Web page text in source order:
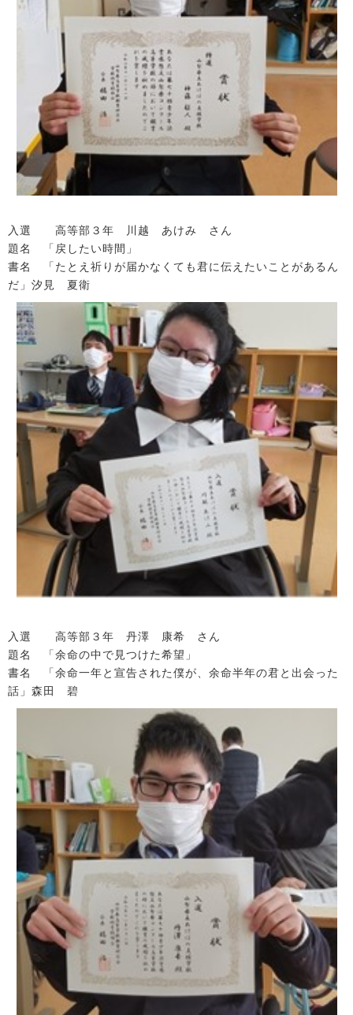
入選 高等部３年 川越 あけみ さん
題名 「戻したい時間」
書名 「たとえ祈りが届かなくても君に伝えたいことがあるん
だ」汐見 夏衛
入選 高等部３年 丹澤 康希 さん
題名 「余命の中で見つけた希望」
書名 「余命一年と宣告された僕が、余命半年の君と出会った
話」森田 碧